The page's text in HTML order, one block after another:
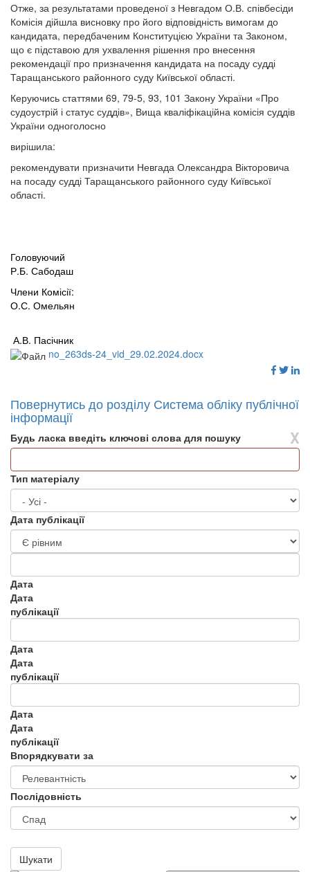
Отже, за результатами проведеної з Невгадом О.В. співбесіди
Комісія дійшла висновку про його відповідність вимогам до
кандидата, передбаченим Конституцією України та Законом,
що є підставою для ухвалення рішення про внесення
рекомендації про призначення кандидата на посаду судді
Таращанського районного суду Київської області.
Керуючись статтями 69, 79-5, 93, 101 Закону України «Про
судоустрій і статус суддів», Вища кваліфікаційна комісія суддів
України одноголосно
вирішила:
рекомендувати призначити Невгада Олександра Вікторовича
на посаду судді Таращанського районного суду Київської
області.
Головуючий
Р.Б. Сабодаш
Члени Комісії:
О.С. Омельян
А.В. Пасічник
no_263ds-24_vid_29.02.2024.docx
Повернутись до розділу Система обліку публічної
інформації
X
Будь ласка введіть ключові слова для пошуку
Тип матеріалу
Дата публікації
Дата
Дата
публікації
Дата
Дата
публікації
Дата
Дата
публікації
Впорядкувати за
Послідовність
Шукати